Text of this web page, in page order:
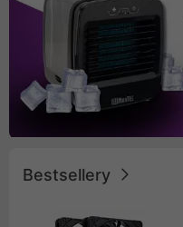
Bestsellery